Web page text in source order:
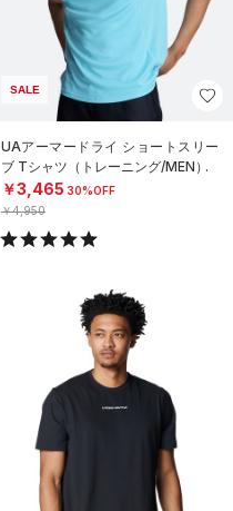
SALE
UAアーマードライ ショートスリー
ブ Tシャツ（トレーニング/MEN）
￥3,465 30%OFF
￥4,950